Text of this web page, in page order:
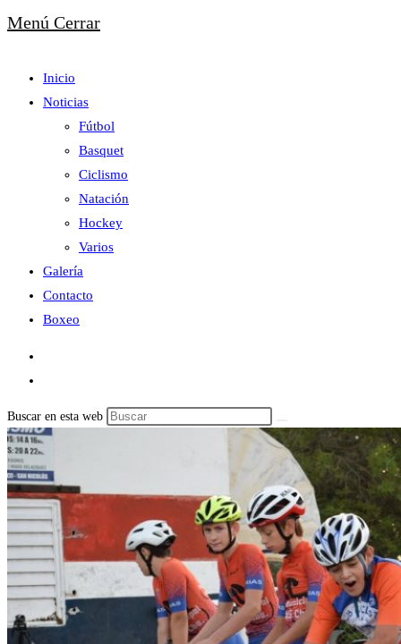
Menú Cerrar
Inicio
Noticias
Fútbol
Basquet
Ciclismo
Natación
Hockey
Varios
Galería
Contacto
Boxeo
Buscar en esta web